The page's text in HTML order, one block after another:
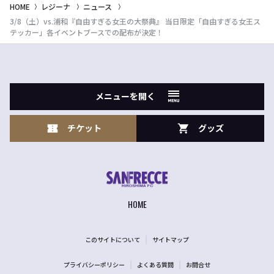
HOME レジーナ
ニュース
3/8（土）vs.浦和『自由すぎる女王の大祭典』 当日限定「自由すぎる女王ス
テッカー」各イベントブースでの配布が決定！
メニューを開く
チケット グッズ
HOME
このサイトについて サイトマップ
プライバシーポリシー よくある質問 お問合せ